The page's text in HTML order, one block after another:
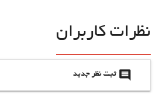
نظرات کاربران
insert_comment ثبت نظر جدید